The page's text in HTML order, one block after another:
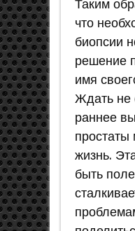
Таким
что
биопсии
решение
имя
Ждать не
раннее
простаты
жизнь.
быть